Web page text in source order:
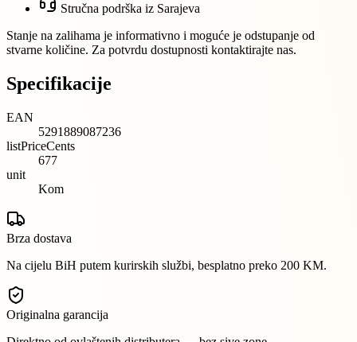
Stručna podrška iz Sarajeva
Stanje na zalihama je informativno i moguće je odstupanje od
stvarne količine. Za potvrdu dostupnosti kontaktirajte nas.
Specifikacije
EAN
5291889087236
listPriceCents
677
unit
Kom
Brza dostava
Na cijelu BiH putem kurirskih službi, besplatno preko 200 KM.
Originalna garancija